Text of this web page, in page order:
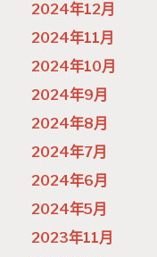
2024年12月
2024年11月
2024年10月
2024年9月
2024年8月
2024年7月
2024年6月
2024年5月
2023年11月